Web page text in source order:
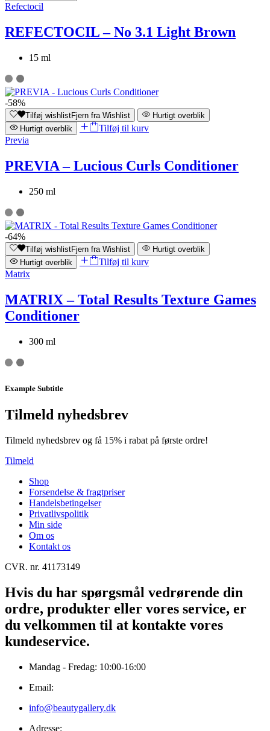
Refectocil
REFECTOCIL – No 3.1 Light Brown
15 ml
-58%
Tilføj wishlistFjern fra Wishlist
Hurtigt overblik
Hurtigt overblik
Tilføj til kurv
Previa
PREVIA – Lucious Curls Conditioner
250 ml
-64%
Tilføj wishlistFjern fra Wishlist
Hurtigt overblik
Hurtigt overblik
Tilføj til kurv
Matrix
MATRIX – Total Results Texture Games
Conditioner
300 ml
Example Subtitle
Tilmeld nyhedsbrev
Tilmeld nyhedsbrev og få 15% i rabat på første ordre!
Tilmeld
Shop
Forsendelse & fragtpriser
Handelsbetingelser
Privatlivspolitik
Min side
Om os
Kontakt os
CVR. nr. 41173149
Hvis du har spørgsmål vedrørende din
ordre, produkter eller vores service, er
du velkommen til at kontakte vores
kundeservice.
Mandag - Fredag: 10:00-16:00
Email:
info@beautygallery.dk
Adresse: